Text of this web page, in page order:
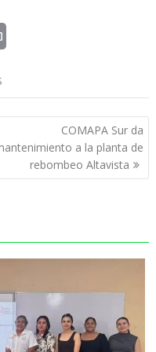
n
t
COMAPA Sur da
a la planta de
rebombeo Altavista